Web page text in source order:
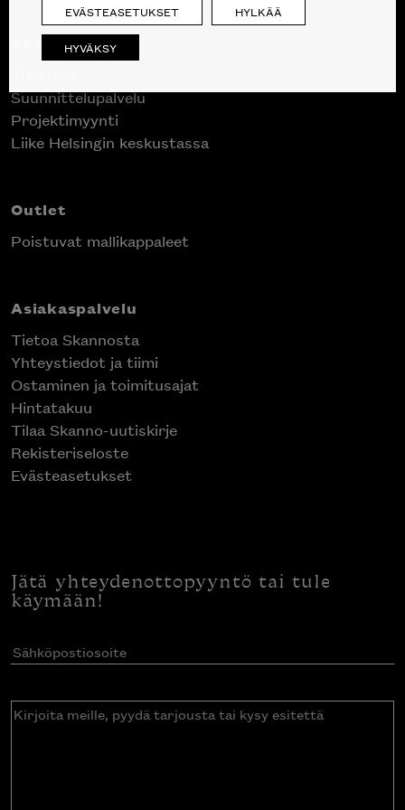
Skanno
Suunnittelupalvelu
Projektimyynti
Liike Helsingin keskustassa
Outlet
Poistuvat mallikappaleet
Asiakaspalvelu
Tietoa Skannosta
Yhteystiedot ja tiimi
Ostaminen ja toimitusajat
Hintatakuu
Tilaa Skanno-uutiskirje
Rekisteriseloste
Evästeasetukset
Jätä yhteydenottopyyntö tai tule
käymään!
Sähköpostiosoite(Pakollinen)
Kirjoita
EVÄSTEASETUKSET HYLKÄÄ
HYVÄKSY